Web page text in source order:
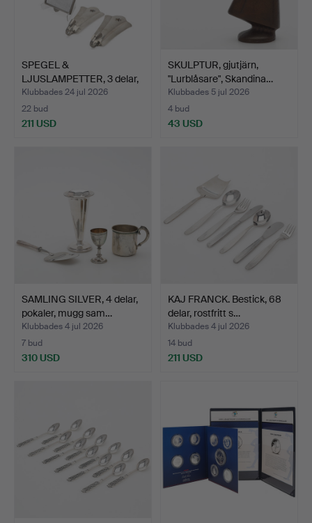
SPEGEL &
LJUSLAMPETTER, 3 delar,
GAB, tenn…
Klubbades 24 jul 2026
22 bud
211 USD
SKULPTUR, gjutjärn,
"Lurblåsare", Skandina…
Klubbades 5 jul 2026
4 bud
43 USD
SAMLING SILVER, 4 delar,
pokaler, mugg sam…
Klubbades 4 jul 2026
7 bud
310 USD
KAJ FRANCK. Bestick, 68
delar, rostfritt s…
Klubbades 4 jul 2026
14 bud
211 USD